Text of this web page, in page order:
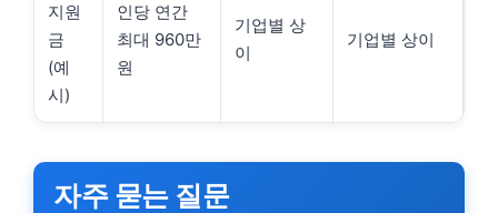
지원
금
(예
시)
인당 연간
최대 960만
원
기업별 상
이
기업별 상이
자주 묻는 질문